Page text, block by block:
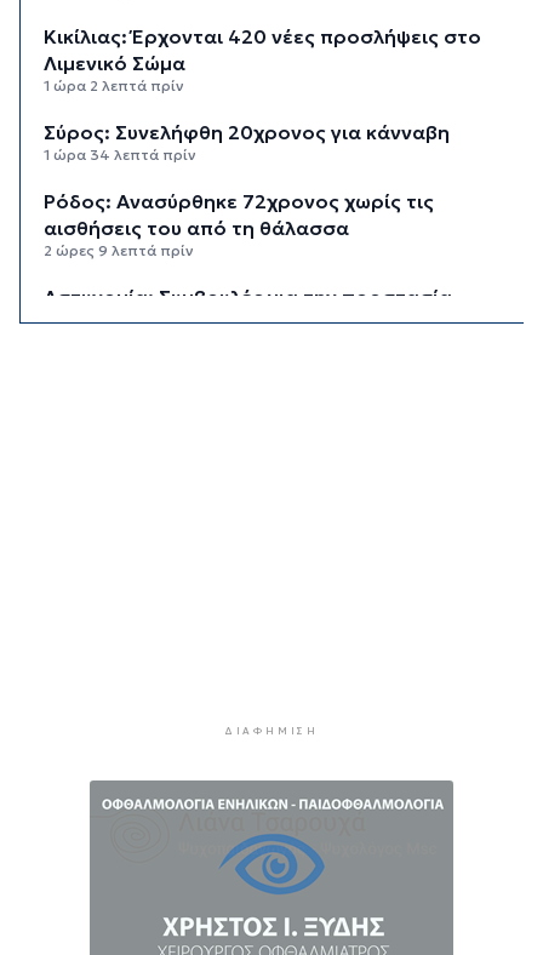
Κικίλιας: Έρχονται 420 νέες προσλήψεις στο
Λιμενικό Σώμα
1 ώρα 2 λεπτά πρίν
Σύρος: Συνελήφθη 20χρονος για κάνναβη
1 ώρα 34 λεπτά πρίν
Ρόδος: Ανασύρθηκε 72χρονος χωρίς τις
αισθήσεις του από τη θάλασσα
2 ώρες 9 λεπτά πρίν
Αστυνομία: Συμβουλές για την προστασία
κατοικιών από κλοπές στα νησιά
ΔΙΑΦΉΜΙΣΗ